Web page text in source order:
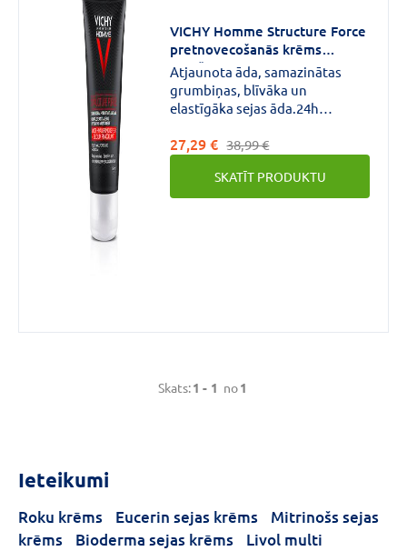
€ līdz €
VICHY Homme Structure Force
pretnovecošanās krēms
vīriešiem, 50ml
Atjaunota āda, samazinātas
grumbiņas, blīvāka un
elastīgāka sejas āda.24h
27,29 € 38,99 €
SKATĪT PRODUKTU
Skats:1 - 1 no1
Ieteikumi
Roku krēms Eucerin sejas krēms
Mitrinošs sejas
krēms
Bioderma sejas krēms
Livol multi